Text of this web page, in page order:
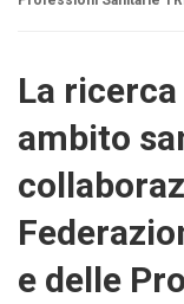
La
ambito
e delle